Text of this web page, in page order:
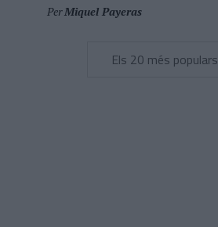
PerMiquel Payeras
Els 20 més populars